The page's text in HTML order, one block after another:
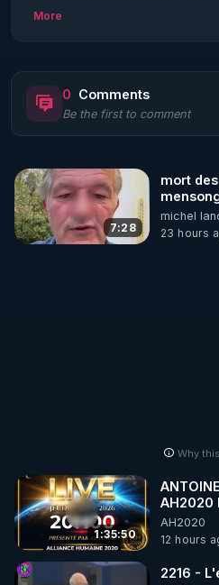
2022)!
https://www.rgnr.fr/
🌱 LE MAGAZINE
🌱 LA BOUTIQUE DU
Pour obtenir les anciens
🌱 INSTAGRAM
https://www.instagram.com/
http://rgnr.li/instagram
More
0 Comments
Be the first to comment
7:28
mort
michel
23 hours
Why
1:35:50
AH2020 LE
06/08/
AH2020
12 hours
2216 -